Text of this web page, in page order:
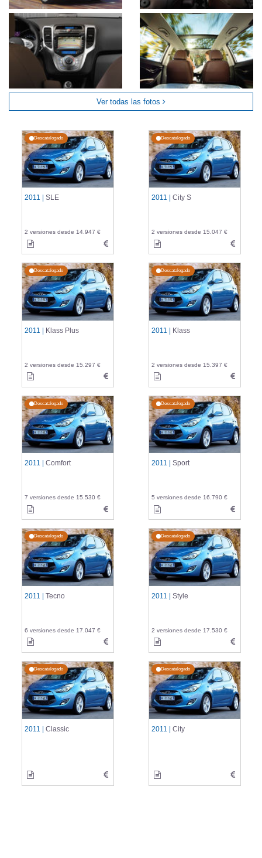
Ver todas las fotos
Descatalogado
2011 | SLE
2 versiones desde 14.947 €
Descatalogado
2011 | City S
2 versiones desde 15.047 €
Descatalogado
2011 | Klass Plus
2 versiones desde 15.297 €
Descatalogado
2011 | Klass
2 versiones desde 15.397 €
Descatalogado
2011 | Comfort
7 versiones desde 15.530 €
Descatalogado
2011 | Sport
5 versiones desde 16.790 €
Descatalogado
2011 | Tecno
6 versiones desde 17.047 €
Descatalogado
2011 | Style
2 versiones desde 17.530 €
Descatalogado
2011 | Classic
Descatalogado
2011 | City